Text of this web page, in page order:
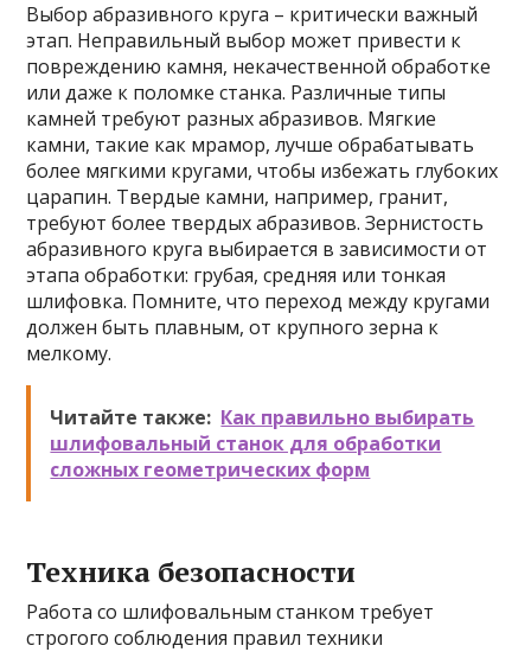
Выбор абразивного круга – критически важный
этап. Неправильный выбор может привести к
повреждению камня, некачественной обработке
или даже к поломке станка. Различные типы
камней требуют разных абразивов. Мягкие
камни, такие как мрамор, лучше обрабатывать
более мягкими кругами, чтобы избежать глубоких
царапин. Твердые камни, например, гранит,
требуют более твердых абразивов. Зернистость
абразивного круга выбирается в зависимости от
этапа обработки: грубая, средняя или тонкая
шлифовка. Помните, что переход между кругами
должен быть плавным, от крупного зерна к
мелкому.
Читайте также: Как правильно выбирать
шлифовальный станок для обработки
сложных геометрических форм
Техника безопасности
Работа со шлифовальным станком требует
строгого соблюдения правил техники